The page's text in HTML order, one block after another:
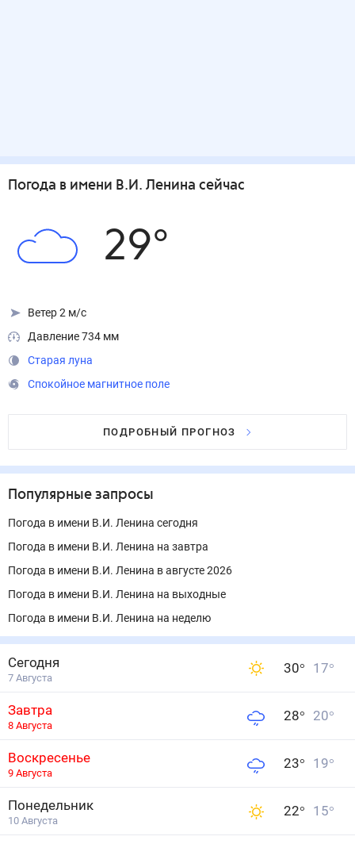
Погода в имени В.И. Ленина сейчас
29°
Ветер 2 м/с
Давление 734 мм
Старая луна
Спокойное магнитное поле
ПОДРОБНЫЙ ПРОГНОЗ
Популярные запросы
Погода в имени В.И. Ленина сегодня
Погода в имени В.И. Ленина на завтра
Погода в имени В.И. Ленина в августе 2026
Погода в имени В.И. Ленина на выходные
Погода в имени В.И. Ленина на неделю
Сегодня
7 Августа
30° 17°
Завтра
8 Августа
28° 20°
Воскресенье
9 Августа
23° 19°
Понедельник
10 Августа
22° 15°